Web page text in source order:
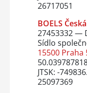
26717051
BOELS
27453332 —
Sídlo
15500 Praha
JTSK: -
25097369